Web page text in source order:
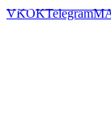
VKOKTelegram